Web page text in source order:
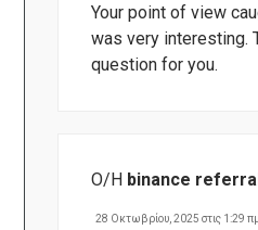
Your point of view
was very interesting.
question for you.
Ο/Η binance referral
28 Οκτωβρίου, 2025 στις 1:29 πμ